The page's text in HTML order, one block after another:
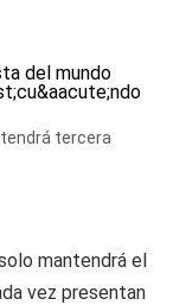
tercera
mantendrá el
vez presentan